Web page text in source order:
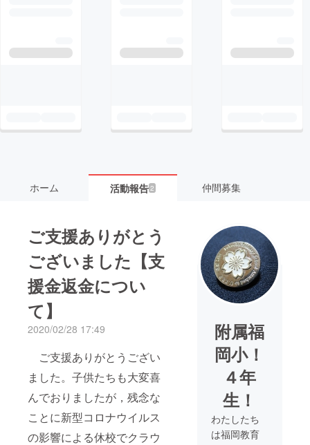
ホーム 活動報告2 仲間募集
ご支援ありがとう
ございました【支
援金返金につい
て】
2020/02/28 17:49
ご支援ありがとうござい
ました。子供たちも大変喜
んでおりましたが，残念な
ことに新型コロナウイルス
の影響による休校でクラウ
附属福
岡小！
４年
生！
わたしたち
は福岡教育